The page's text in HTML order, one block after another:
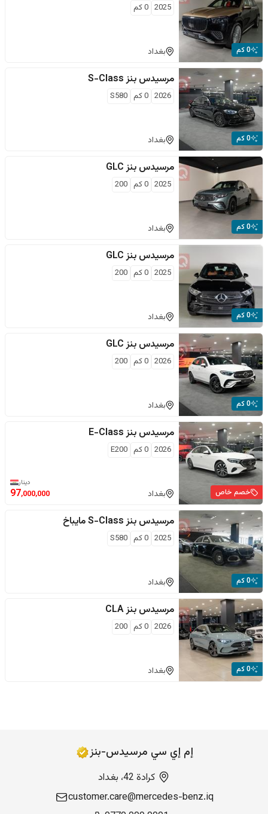
0 كم
2025
0كم
بغداد
0 كم
مرسيدس بنز S-Class
2026
0كم S580
بغداد
0 كم
مرسيدس بنز GLC
2025
0كم 200
بغداد
0 كم
مرسيدس بنز GLC
2025
0كم 200
بغداد
0 كم
مرسيدس بنز GLC
2026
0كم 200
بغداد
خصم خاص
مرسيدس بنز E-Class
2026
0كم E200
بغداد
دينار
97,000,000
0 كم
مرسيدس بنز S-Class مايباخ
2025
0كم S580
بغداد
0 كم
مرسيدس بنزCLA
2026
0كم 200
بغداد
إم إي سي مرسيدس-بنز
كرادة 42، بغداد
customer.care@mercedes-benz.iq